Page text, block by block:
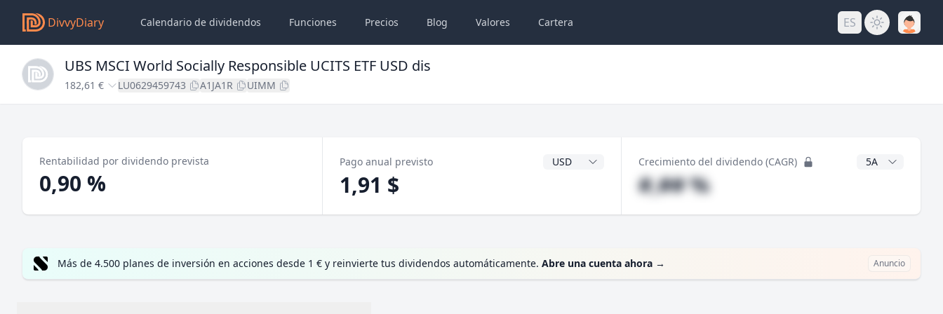
DivvyDiary Calendario de dividendos Funciones Precios Blog Valores Cartera ES
UBS MSCI World Socially Responsible UCITS ETF USD dis
182,61 € LU0629459743 A1JA1R UIMM
Rentabilidad por dividendo prevista
0,90 %
Pago anual previsto Divisa del dividendo
1,91 $
Crecimiento del dividendo (CAGR) Años CAGR
#,## %
Más de 4.500 planes de inversión en acciones desde 1 € y reinvierte tus dividendos automáticamente. Abre una cuenta ahora → Anuncio